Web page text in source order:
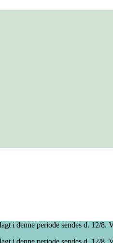
i denne periode sendes d. 12/8.